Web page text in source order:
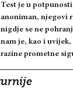
Test je u potpunosti
anoniman, njegovi
nigdje se ne
nam je, kao i
razine prometne